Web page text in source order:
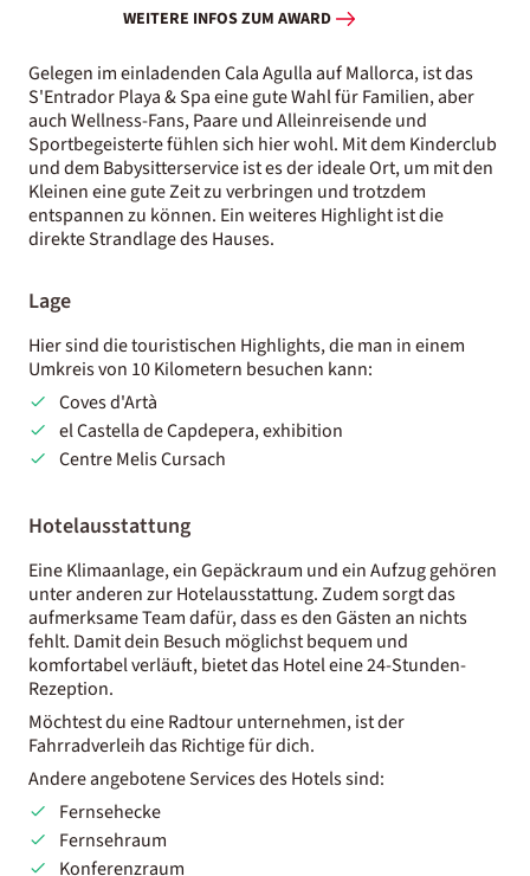
WEITERE INFOS ZUM AWARD
Gelegen im einladenden Cala Agulla auf Mallorca, ist das
S'Entrador Playa & Spa eine gute Wahl für Familien, aber
auch Wellness-Fans, Paare und Alleinreisende und
Sportbegeisterte fühlen sich hier wohl. Mit dem Kinderclub
und dem Babysitterservice ist es der ideale Ort, um mit den
Kleinen eine gute Zeit zu verbringen und trotzdem
entspannen zu können. Ein weiteres Highlight ist die
direkte Strandlage des Hauses.
Lage
Hier sind die touristischen Highlights, die man in einem
Umkreis von 10 Kilometern besuchen kann:
Coves d'Artà
el Castella de Capdepera, exhibition
Centre Melis Cursach
Hotelausstattung
Eine Klimaanlage, ein Gepäckraum und ein Aufzug gehören
unter anderen zur Hotelausstattung. Zudem sorgt das
aufmerksame Team dafür, dass es den Gästen an nichts
fehlt. Damit dein Besuch möglichst bequem und
komfortabel verläuft, bietet das Hotel eine 24-Stunden-
Rezeption.
Möchtest du eine Radtour unternehmen, ist der
Fahrradverleih das Richtige für dich.
Andere angebotene Services des Hotels sind:
Fernsehecke
Fernsehraum
Konferenzraum